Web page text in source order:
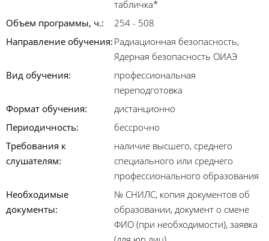
табличка*
Объем программы, ч.:
254 - 508
Направление обучения: Радиационная безопасность,
Ядерная безопасность ОИАЭ
Вид обучения:
профессиональная
переподготовка
Формат обучения:
дистанционно
Периодичность:
бессрочно
Требования к
слушателям:
наличие высшего, среднего
специального или среднего
профессионального образования
Необходимые
документы:
№ СНИЛС, копия документов об
образовании, документ о смене
ФИО (при необходимости), заявка